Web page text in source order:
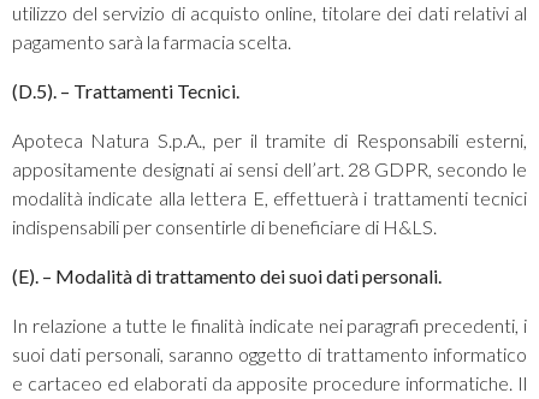
utilizzo del servizio di acquisto online, titolare dei dati relativi al
pagamento sarà la farmacia scelta.
(D.5). – Trattamenti Tecnici.
Apoteca Natura S.p.A., per il tramite di Responsabili esterni,
appositamente designati ai sensi dell’art. 28 GDPR, secondo le
modalità indicate alla lettera E, effettuerà i trattamenti tecnici
indispensabili per consentirle di beneficiare di H&LS.
(E). – Modalità di trattamento dei suoi dati personali.
In relazione a tutte le finalità indicate nei paragrafi precedenti, i
suoi dati personali, saranno oggetto di trattamento informatico
e cartaceo ed elaborati da apposite procedure informatiche. Il